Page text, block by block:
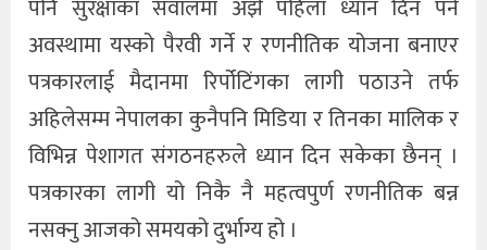
पनि सुरक्षाका सवालमा अझैं पहिला ध्यान दिन पर्ने
अवस्थामा यस्को पैरवी गर्ने र रणनीतिक योजना बनाएर
पत्रकारलाई मैदानमा रिर्पोटिंगका लागी पठाउने तर्फ
अहिलेसम्म नेपालका कुनैपनि मिडिया र तिनका मालिक र
विभिन्न पेशागत संगठनहरुले ध्यान दिन सकेका छैनन् ।
पत्रकारका लागी यो निकै नै महत्वपुर्ण रणनीतिक बन्न
नसक्नु आजको समयको दुर्भाग्य हो ।